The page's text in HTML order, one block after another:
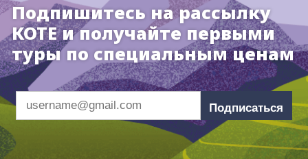
Подпишитесь на рассылку
КОТЕ и получайте первыми
туры по специальным ценам
Подписаться